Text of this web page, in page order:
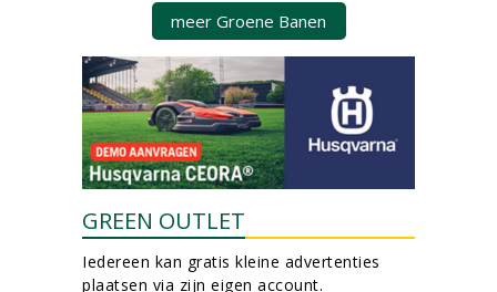
meer Groene Banen
GREEN OUTLET
Iedereen kan gratis kleine advertenties
plaatsen via zijn eigen account.